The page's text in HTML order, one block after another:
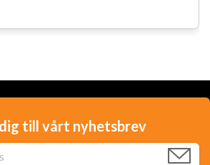
till vårt nyhetsbrev